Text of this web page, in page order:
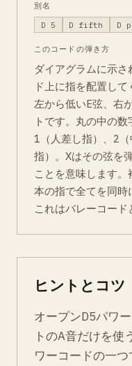
別名
D 5
D fifth D
このコードの弾き方
ダイアグラムに示
ド上に指を配置して
左から低いE弦、右
トです。丸の中の
1（人差し指）、2
指）。Xはその弦を
ことを意味します
本の指で全てを同時
これはバレーコード
ヒントとコツ
オープンD5パワ
トのA音だけを使
ワーコードの一